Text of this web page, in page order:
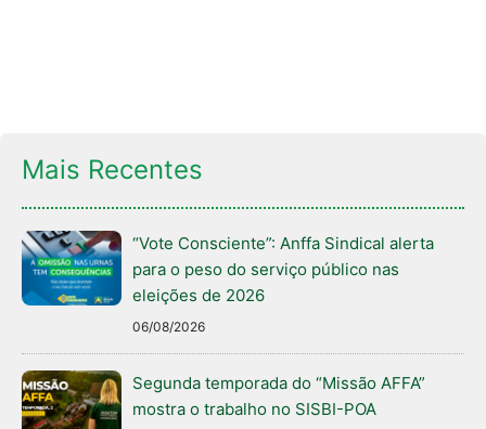
Mais Recentes
“Vote Consciente”: Anffa Sindical alerta
para o peso do serviço público nas
eleições de 2026
06/08/2026
Segunda temporada do “Missão AFFA”
mostra o trabalho no SISBI-POA